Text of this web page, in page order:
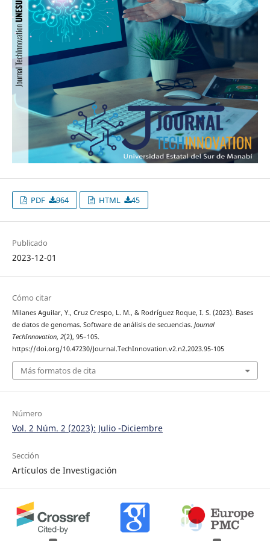
PDF 964 HTML 45
Publicado
2023-12-01
Cómo citar
Milanes Aguilar, Y., Cruz Crespo, L. M., & Rodríguez Roque, I. S. (2023). Bases
de datos de genomas. Software de análisis de secuencias. Journal
TechInnovation, 2(2), 95–105.
https://doi.org/10.47230/Journal.TechInnovation.v2.n2.2023.95-105
Más formatos de cita
Número
Vol. 2 Núm. 2 (2023): Julio -Diciembre
Sección
Artículos de Investigación